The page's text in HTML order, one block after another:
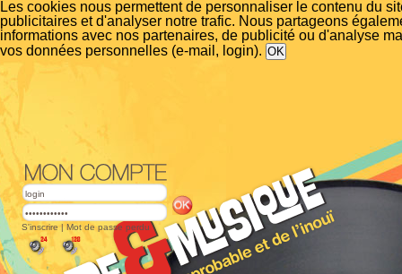
Les cookies nous permettent de personnaliser le contenu du
publicitaires et d'analyser notre trafic. Nous partageons
informations avec nos partenaires, de publicité ou d'analyse
vos données personnelles (e-mail, login).
S'inscrire | Mot de passe perdu